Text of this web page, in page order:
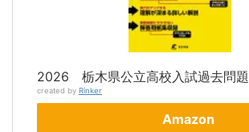
2026 栃木県公立高校入試過去問題
created by Rinker
Amazon